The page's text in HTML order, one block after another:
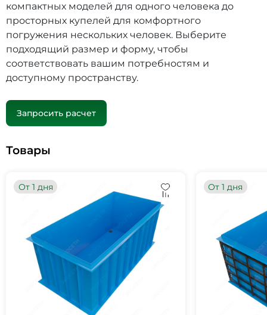
компактных моделей для одного человека до
просторных купелей для комфортного
погружения нескольких человек. Выберите
подходящий размер и форму, чтобы
соответствовать вашим потребностям и
доступному пространству.
Запросить расчет
Товары
От 1 дня От 1 дня